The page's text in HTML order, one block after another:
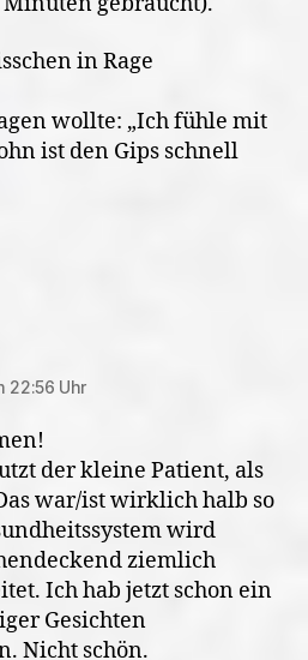
in Rage
wollte: „Ich fühle mit
ist den Gips schnell
22:56 Uhr
der kleine Patient, als
war/ist wirklich halb so
wird
ziemlich
Ich hab jetzt schon ein
Gesichten
Nicht schön.